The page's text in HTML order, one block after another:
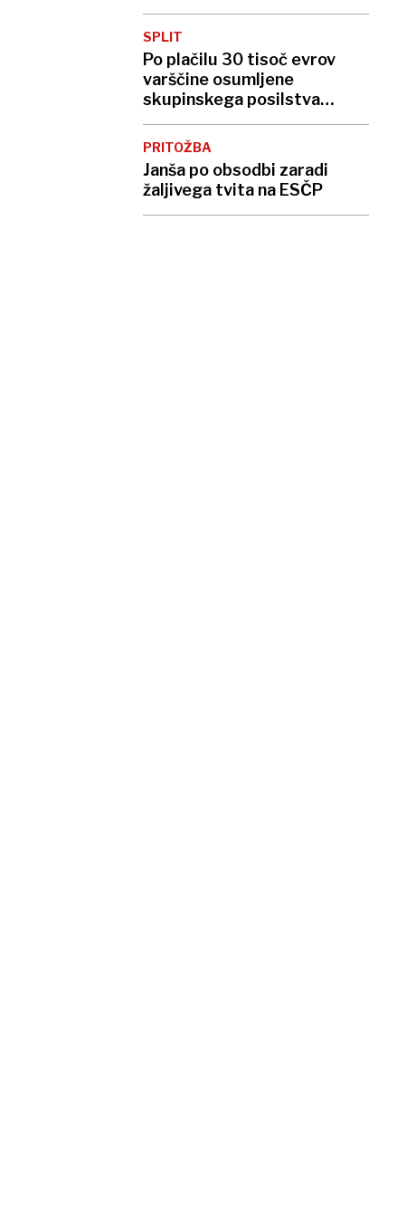
SPLIT
Po plačilu 30 tisoč evrov
varščine osumljene
skupinskega posilstva
izpustili na prostost
PRITOŽBA
Janša po obsodbi zaradi
žaljivega tvita na ESČP